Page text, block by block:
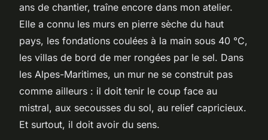
ans de chantier, traîne encore dans mon atelier.
Elle a connu les murs en pierre sèche du haut
pays, les fondations coulées à la main sous 40 °C,
les villas de bord de mer rongées par le sel. Dans
les Alpes-Maritimes, un mur ne se construit pas
comme ailleurs : il doit tenir le coup face au
mistral, aux secousses du sol, au relief capricieux.
Et surtout, il doit avoir du sens.